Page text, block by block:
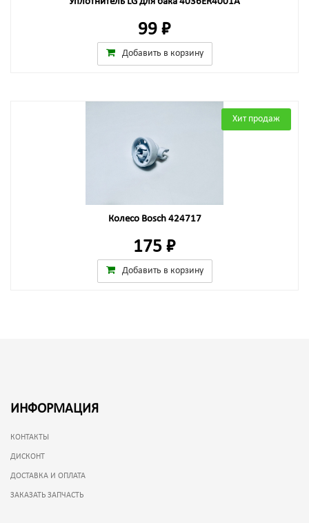
99 ₽
Добавить в корзину
Хит продаж
Колесо Bosch 424717
175 ₽
Добавить в корзину
ИНФОРМАЦИЯ
КОНТАКТЫ
ДИСКОНТ
ДОСТАВКА И ОПЛАТА
ЗАКАЗАТЬ ЗАПЧАСТЬ